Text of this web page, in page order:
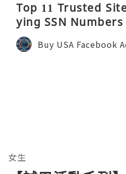
Top 11 Trusted
ying SSN
Buy USA Facebook
女生